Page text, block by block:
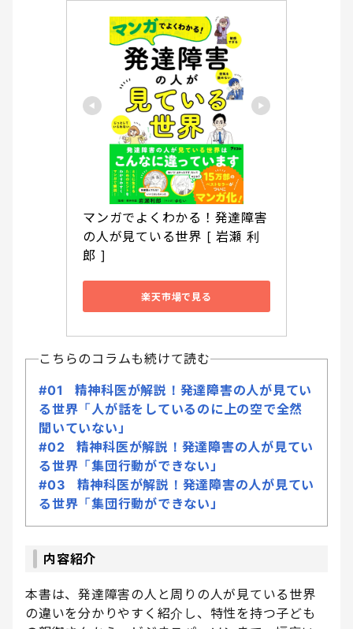
マンガでよくわかる！発達障害
の人が見ている世界 [ 岩瀬 利
郎 ]
楽天市場で見る
こちらのコラムも続けて読む
#01 精神科医が解説！発達障害の人が見てい
る世界「人が話をしているのに上の空で全然
聞いていない」
#02 精神科医が解説！発達障害の人が見てい
る世界「集団行動ができない」
#03 精神科医が解説！発達障害の人が見てい
る世界「集団行動ができない」
内容紹介
本書は、発達障害の人と周りの人が見ている世界
の違いを分かりやすく紹介し、特性を持つ子ども